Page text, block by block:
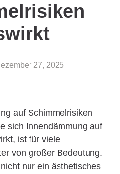
27, 2025
auf Schimmelrisiken
sich Innendämmung auf
ist für viele
von großer Bedeutung.
nur ein ästhetisches